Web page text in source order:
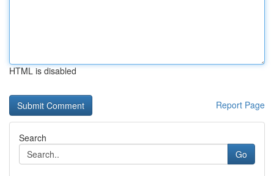
HTML is disabled
Report Page
Search
Go